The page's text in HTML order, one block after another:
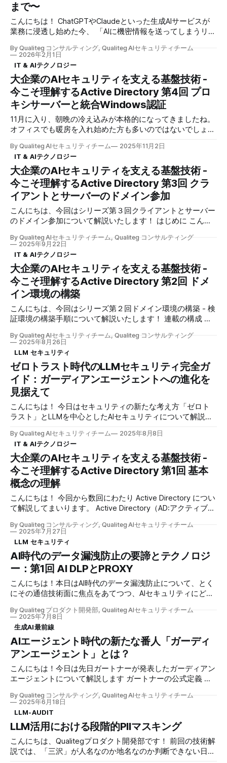
合Windows認証環境を構築しても、ブラウザ側の設定が適切
でなければ、ユーザーには毎回パスワード入力ダイアログが
表示されてしまいます。 「Edgeだと自動でログインできる
のに、Chromeだとパスワードを聞かれる」 「同じサーバー
なのにURLの書き方で動作が違う」 これらはヘルプデスクに
寄せられる典型的な問い合わせです。（ただ、業務に好きな
ブラウザ使っていいよ、という企業はそんなに多くはないと
おもいます） 今回は、統合Windows認証がブラウザでどの
ように動作するのか、その仕組みから各ブラウザ（Edge/
まで〜
こんにちは！ ChatGPTやClaudeといった生成AIサービスが
業務に浸透し始めた今、 「AIに機密情報を送ってしまうリス
の課題に向き合う中で、私たちは改めて「企業のセキュリテ
ィアーキテクチャはどう変遷してきたのか」を振り返る機会
がありました。 すると、ある疑問が浮かんできます。 「な
んでこんなに複雑になってるんだっけ？」 企業のセキュリ
ティ担当者なら、一度は思ったことがあるのではないでしょ
うか。 アルファベット3〜4文字の製品が乱立し、それぞれ
が微妙に重複した機能を持ち、設定は複雑化し、コストは膨
らみ続けています。 当社ではAIセキュリティ関連プロダクト
をご提供しておりますが、AI時代のセキュリティを考える上
でも、この歴史を理解することは重要ではないかと考えまし
た。 本記事では、企業ネットワークセキュリティの変遷を
振り返りながら、「なぜこうなったのか」を整理してみたい
と思います。 第1章：観測点を集約できた時代 ― オンプレ
AD + Proxy（〜2010年代前半） 統制しやすかったモデル か
つ
By Qualiteg コンサルティング, Qualiteg AIセキュリティチーム
2026年2月1日
IT & AIテクノロジー
大企業のAIセキュリティを支える基盤技術 -
今こそ理解するActive Directory 第4回 プロ
キシサーバーと統合Windows認証
11月に入り、朝晩の冷え込みが本格的になってきましたね。
オフィスでも暖房を入れ始めた方も多いのではないでしょう
ーバーと統合Windows認証」をお届けします。 さて、前回
（第3回）は、クライアントPCやサーバーをドメインに参加
させる際の「信頼関係」の確立について深掘りしました。コ
ンピューターアカウントが120文字のパスワードで自動認証
される仕組みを理解いただけたことで、今回のプロキシサー
バーの話もスムーズに入っていけるはずです。 ChatGPTや
Claudeへのアクセスを監視する中間プロキシを構築する際、
最も重要なのが「確実なユーザー特定」です。せっかく
も、アクセス元が「tanaka_t」なのか「yamada_h」なのか
が分からなければ、監査ログとしての価値は半減してしまい
ます。 今回は、プロキシサーバー自体をドメインメンバー
として動作させることで、Kerberosチケットの検証を可能に
し、透過的なユーザー認証を実現する方法を詳しく解説しま
す。Windows版Squid
By Qualiteg AIセキュリティチーム 2025年11月2日
IT & AIテクノロジー
大企業のAIセキュリティを支える基盤技術 -
今こそ理解するActive Directory 第3回 クラ
イアントとサーバーのドメイン参加
こんにちは、今回はシリーズ第３回クライアントとサーバー
のドメイン参加について解説いたします！ はじめに こんに
参加」へようこそ。 前回（第2回）では、Active Directoryド
メイン環境の構築手順について、ドメインコントローラーの
セットアップからDNS設定まで詳しく解説しました。ドメイ
ン環境の「土台」が整ったところで、今回はいよいよ実際に
コンピューターをドメインに参加させる手順に進みます。
「ドメインユーザーアカウントを作ったのに、なぜかログイ
ンできない」「新しいPCを追加したけど、ドメイン認証が
使えない」といった経験はありませんか？実は、Active
Directoryの世界では、ユーザーアカウントを作成しただけで
は不十分で、そのユーザーが使用するコンピューター自体も
ドメインに「参加」させる必要があるのです。 本記事で
は、このドメイン参加について、単なる手順の説明にとどま
らず、「なぜドメイン参加が必要なのか」「裏側で何が起き
ているのか」という本質的な仕組みまで、初心者の方にも分
かりやすく解説していきます。Win
By Qualiteg AIセキュリティチーム, Qualiteg コンサルティング
2025年9月22日
IT & AIテクノロジー
大企業のAIセキュリティを支える基盤技術 -
今こそ理解するActive Directory 第2回 ドメ
イン環境の構築
こんにちは、今回はシリーズ第２回ドメイン環境の構築 - 検
証環境の構築手順について解説いたします！ 連載の構成 第1
証の基礎 【★今回です★】第2章：ドメイン環境の構築 - 検
証環境の構築手順 第3章：クライアントとサーバーのドメイ
ン参加 - ドメイン参加の詳細手順 第4章：プロキシサーバー
と統合Windows認証 第5章：ブラウザ設定と認証 - 各ブラウ
ザでの設定方法 第6章：トラブルシューティング - よくある
問題と解決方法 第7章：セキュリティとベストプラクティス
- 本番環境での考慮事項 第8章：実践的な構成例 - AIセキュ
リティツールとの統合事例 第2章：ドメイン環境の構築 2.1
ドメイン名の設計 2.1.1 ドメイン名の命名規則 Active
Directoryを構築する際、
By Qualiteg AIセキュリティチーム, Qualiteg コンサルティング
2025年8月26日
LLM セキュリティ
ゼロトラスト時代のLLMセキュリティ完全ガ
イド：ガーディアンエージェントへの進化を
見据えて
こんにちは！ 今日はセキュリティの新たな考え方「ゼロト
ラスト」とLLMを中心としたAIセキュリティについて解説い
いる いま、企業のIT環境では3つの大きな変革が起ころうと
しています。 1つ目は「境界防御からゼロトラストへ」とい
うセキュリティモデルの転換。 2つ目は「LLMの爆発的普
及」による新たなリスクの出現。 そして3つ目は「AIエージ
ェント時代の到来」とそれに伴う「ガーディアンエージェン
ト」という新概念の登場です。 これらは別々の出来事のよ
うに見えて、実は密接に関連しています。本記事では、この
3つの変革がどのように結びつき、企業がどのような対策を
イムシフトが同時に起きている 2. 第1の変革：ゼロトラスト
という新しいセキュリティ思想 3. 第2の変革：LLM時代の到
来とその影響 4. 第3の変革：AIエージェントとガーディアン
エージェント 5. 3つの変革を統合する：実践的なアプローチ
6. 実装のベストプラクティス 7. 日本
By Qualiteg AIセキュリティチーム 2025年8月8日
IT & AIテクノロジー
大企業のAIセキュリティを支える基盤技術 -
今こそ理解するActive Directory 第1回 基本
概念の理解
こんにちは！ 今回から数回にわたり Active Directory につい
て解説してまいります。 Active Directory（AD:アクティブデ
ビスであり、今日の大企業における IT インフラストラクチ
ャーにおいて、もはやデファクトスタンダードと言っても過
言ではない存在となっており、組織内のユーザー、コンピュ
ーター、その他のリソースを一元的に管理するための基盤と
して広く採用されています。 AIセキュリティの現実：単独で
は機能しない ChatGPTやClaudeなどの生成AIが企業に急速
に普及する中、「AIセキュリティ」という言葉が注目を集め
ています。情報漏洩の防止、不適切な利用の検知、コンプラ
イアンスの確保など、企業が取り組むべき課題は山積みで
す。 しかし、ここで注意しなければいけない事実がありま
す。それは、 AIセキュリティソリューションは、それ単体で
は企業環境で限定的な効果しか期待できない ということで
す。 企業が直面する本質的な課題 AIセキュリティツールを
導入する際、企業のIT部門
By Qualiteg コンサルティング, Qualiteg AIセキュリティチーム
2025年7月27日
LLM セキュリティ
AI時代のデータ漏洩防止の要諦とテクノロジ
ー：第1回 AI DLPとPROXY
こんにちは！本日はAI時代のデータ漏洩防止について、とく
にその通信技術面に焦点をあてつつ、AIセキュリティにどの
生成AIの急速な普及により、企業のデータガバナンスは新た
な局面を迎えています。ChatGPTやClaudeといった大規模言
語モデル（LLM）は、業務効率を飛躍的に向上させる一方
で、意図しない機密情報の漏洩という深刻なリスクをもたら
しています。 従業員が何気なく入力した顧客情報や営業秘
密が、AIサービスの学習データとして使用される可能性があ
ることを、多くの組織はまだ十分に認識していません。従来
のDLP（Data Loss Prevention）ソリューションは、メール
やファイル転送を監視することには長けていましたが、リア
ルタイムで行われるWebベースのAIチャットやAIエージェン
トとの対話で発生しうる新しい脅威には対応できていないの
が現状です。 本記事では、AI時代のデータ漏洩防止において
中核となる技術、特にHTTPS通信のインターセプトとその限
界について、技術的な観点から詳しく解説します。プロキシ
サーバー
By Qualiteg プロダクト開発部, Qualiteg AIセキュリティチーム
2025年7月8日
生成AI最前線
AIエージェント時代の新たな番人「ガーディ
アンエージェント」とは？
こんにちは！今日は先日ガートナーが発表したガーディアン
エージェントについて解説します ガートナーの公式定義 ハ
ンエージェントに関する見解を発表しました。ガーディア
ン・エージェントとは、AIとの安全で信頼できるやりとりを
支援するために設計されたAIベースのテクノロジです。 ざっ
くりいうと、 「AIエージェントが来るよ」と予言したガート
ナー社は、次は、「ガーディアンエージェントが来るよ」と
予言しました。なぜガーディアンエージェントが来るのでし
By Qualiteg コンサルティング, Qualiteg AIセキュリティチーム
2025年6月18日
LLM-AUDIT
LLM活用における段階的PIIマスキング
こんにちは、Qualitegプロダクト開発部です！ 前回の技術解
説では、「三沢」が人名なのか地名なのか判断できない日本